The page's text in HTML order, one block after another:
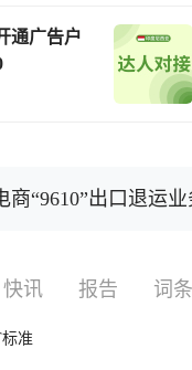
通广告户
商“9610”出口退运
快讯 报告 词条
准